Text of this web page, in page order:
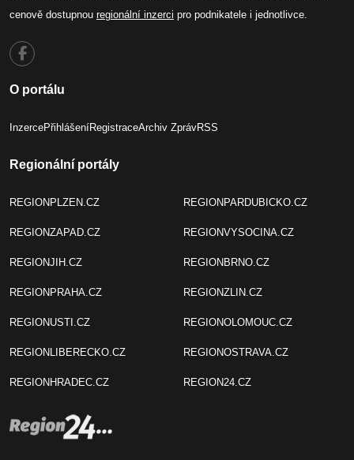
cenově dostupnou regionální inzerci pro podnikatele i jednotlivce.
O portálu
InzercePřihlášeníRegistraceArchiv ZprávRSS
Regionální portály
REGIONPLZEN.CZ
REGIONZAPAD.CZ
REGIONJIH.CZ
REGIONPRAHA.CZ
REGIONUSTI.CZ
REGIONLIBERECKO.CZ
REGIONHRADEC.CZ
REGIONPARDUBICKO.CZ
REGIONVYSOCINA.CZ
REGIONBRNO.CZ
REGIONZLIN.CZ
REGIONOLOMOUC.CZ
REGIONOSTRAVA.CZ
REGION24.CZ